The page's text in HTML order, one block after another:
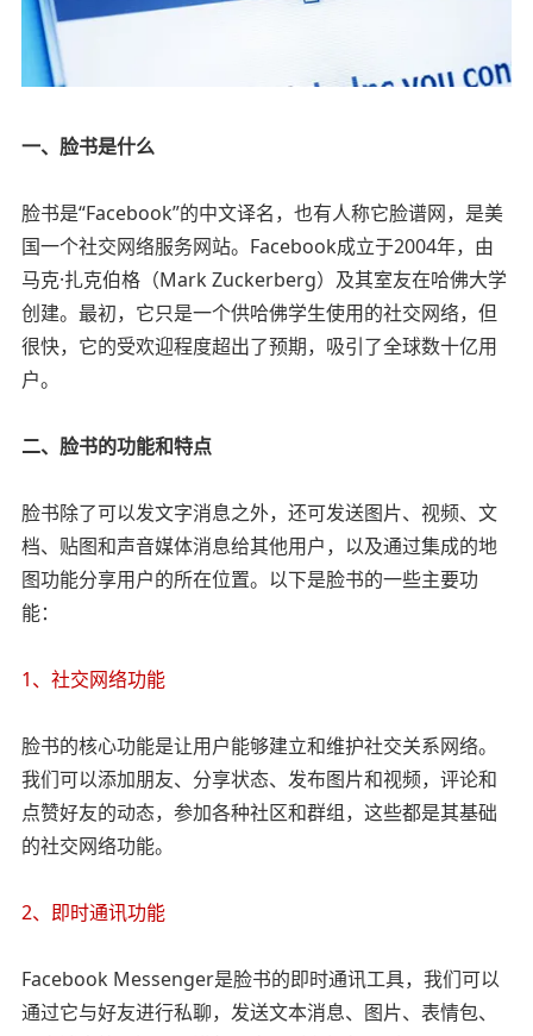
一、脸书是什么
脸书是“Facebook”的中文译名，也有人称它脸谱网，是美
国一个社交网络服务网站。Facebook成立于2004年，由
马克·扎克伯格（Mark Zuckerberg）及其室友在哈佛大学
创建。最初，它只是一个供哈佛学生使用的社交网络，但
很快，它的受欢迎程度超出了预期，吸引了全球数十亿用
户。
二、脸书的功能和特点
脸书除了可以发文字消息之外，还可发送图片、视频、文
档、贴图和声音媒体消息给其他用户，以及通过集成的地
图功能分享用户的所在位置。以下是脸书的一些主要功
能：
1、社交网络功能
脸书的核心功能是让用户能够建立和维护社交关系网络。
我们可以添加朋友、分享状态、发布图片和视频，评论和
点赞好友的动态，参加各种社区和群组，这些都是其基础
的社交网络功能。
2、即时通讯功能
Facebook Messenger是脸书的即时通讯工具，我们可以
通过它与好友进行私聊，发送文本消息、图片、表情包、